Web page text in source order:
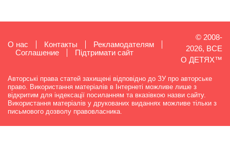
О нас Контакты
Рекламодателям
Cоглашение
Підтримати сайт
© 2008-
2026, ВСЕ
О ДЕТЯХ™
Авторські права статей захищені відповідно до ЗУ про авторське
право. Використання матеріалів в Інтернеті можливе лише з
відкритим для індексації посиланням та вказівкою назви сайту.
Використання матеріалів у друкованих виданнях можливе тільки з
письмового дозволу правовласника.